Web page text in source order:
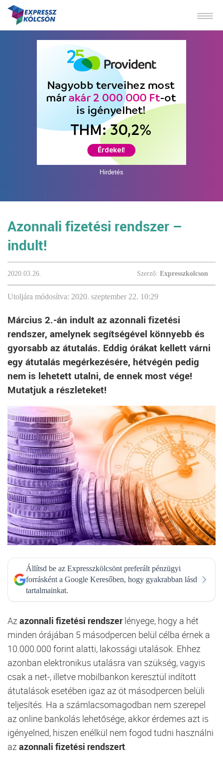
Hirdetés
Azonnali fizetési rendszer –
indult!
2020.03.26. Szerző: Expresszkolcson
Utoljára módosítva: 2020. szeptember 22. 10:29
Március 2.-án indult az azonnali fizetési
rendszer, amelynek segítségével könnyebb és
gyorsabb az átutalás. Eddig órákat kellett várni
egy átutalás megérkezésére, hétvégén pedig
nem is lehetett utalni, de ennek most vége!
Mutatjuk a részleteket!
Állítsd be az Expresszkölcsönt preferált pénzügyi
forrásként a Google Keresőben, hogy gyakrabban lásd
tartalmainkat.
Az azonnali fizetési rendszerlényege, hogy a hét
minden órájában 5 másodpercen belül célba érnek a
10.000.000 forint alatti, lakossági utalások. Ehhez
azonban elektronikus utalásra van szükség, vagyis
csak a net-, illetve mobilbankon keresztül indított
átutalások esetében igaz az öt másodpercen belüli
teljesítés. Ha a számlacsomagodban nem szerepel
az online bankolás lehetősége, akkor érdemes azt is
igényelned, hiszen enélkül nem fogod tudni használni
az azonnali fizetési rendszert